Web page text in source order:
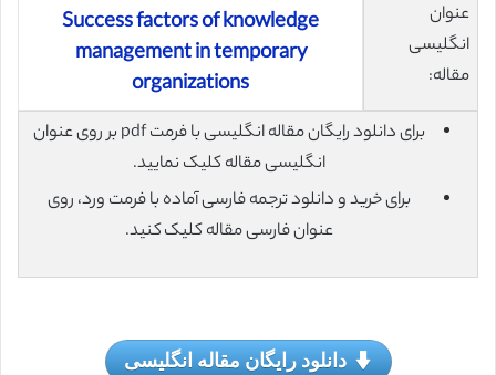
عنوان
انگلیسی
مقاله:
Success factors of knowledge
management in temporary
organizations
برای دانلود رایگان مقاله انگلیسی با فرمت pdf بر روی عنوان
انگلیسی مقاله کلیک نمایید.
برای خرید و دانلود ترجمه فارسی آماده با فرمت ورد، روی
عنوان فارسی مقاله کلیک کنید.
دانلود رایگان مقاله انگلیسی